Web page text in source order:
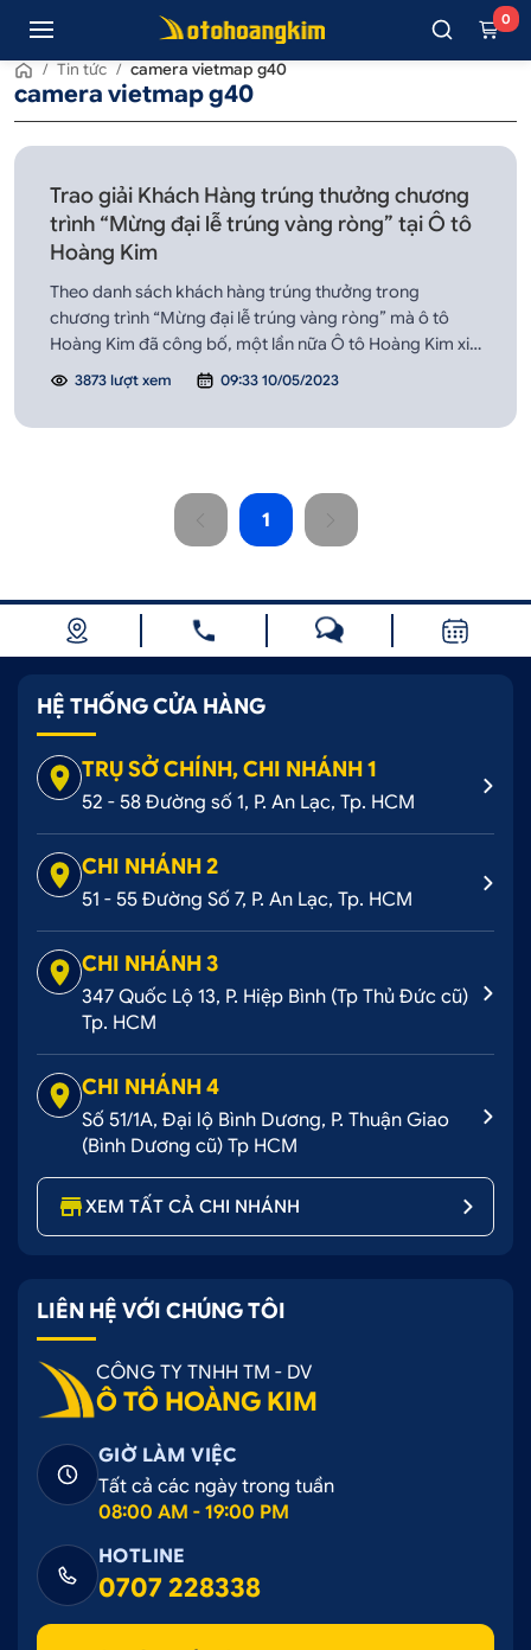
0
/ Tin tức / camera vietmap g40
camera vietmap g40
Trao giải Khách Hàng trúng thưởng chương
trình “Mừng đại lễ trúng vàng ròng” tại Ô tô
Hoàng Kim
Theo danh sách khách hàng trúng thưởng trong
chương trình “Mừng đại lễ trúng vàng ròng” mà ô tô
Hoàng Kim đã công bố, một lần nữa Ô tô Hoàng Kim xin
chúc mừng tất cả Khách Hàng đã may mắn trúng
thưởng khi tham gia chương trình. Dưới đây là một số
3873 lượt xem 09:33 10/05/2023
1
HỆ THỐNG CỬA HÀNG
TRỤ SỞ CHÍNH, CHI NHÁNH 1
52 - 58 Đường số 1, P. An Lạc, Tp. HCM
CHI NHÁNH 2
51 - 55 Đường Số 7, P. An Lạc, Tp. HCM
CHI NHÁNH 3
347 Quốc Lộ 13, P. Hiệp Bình (Tp Thủ Đức cũ)
Tp. HCM
CHI NHÁNH 4
Số 51/1A, Đại lộ Bình Dương, P. Thuận Giao
(Bình Dương cũ) Tp HCM
XEM TẤT CẢ CHI NHÁNH
LIÊN HỆ VỚI CHÚNG TÔI
CÔNG TY TNHH TM - DV
Ô TÔ HOÀNG KIM
GIỜ LÀM VIỆC
Tất cả các ngày trong tuần
08:00 AM - 19:00 PM
HOTLINE
0707 228338